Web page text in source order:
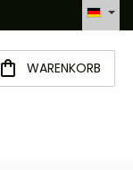
(API)
MERKZETTEL
WARENKORB